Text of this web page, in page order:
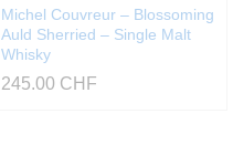
Michel Couvreur – Blossoming
Auld Sherried – Single Malt
Whisky
245.00 CHF